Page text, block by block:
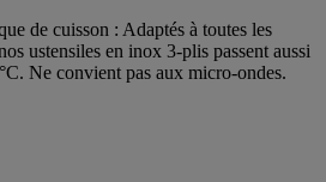
de cuisson : Adaptés à toutes les
ustensiles en inox 3-plis passent aussi
Ne convient pas aux micro-ondes.